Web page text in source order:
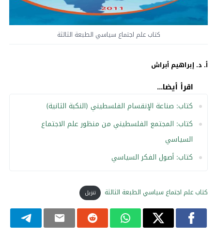
كتاب علم اجتماع سياسي الطبعة الثالثة
أ. د. إبراهيم أبراش
اقرأ أيضا...
كتاب: صناعة الإنقسام الفلسطيني (النكبة الثانية)
كتاب: المجتمع الفلسطيني من منظور علم الاجتماع
السياسي
كتاب: أصول الفكر السياسي
كتاب علم اجتماع سياسي الطبعة الثالثة‫‬ تنزيل